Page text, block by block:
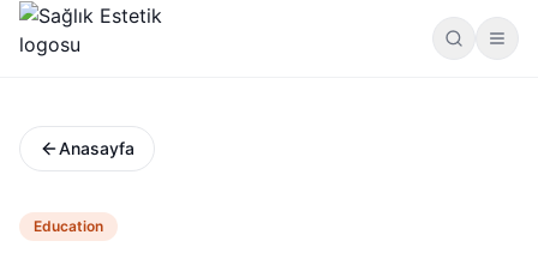
Anasayfa
Education